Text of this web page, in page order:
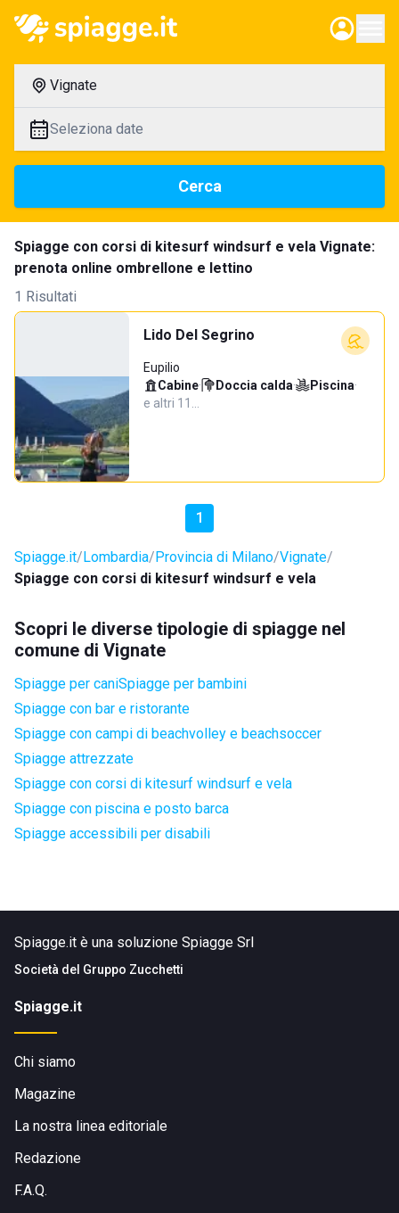
Vignate
Seleziona date
Cerca
Spiagge con corsi di kitesurf windsurf e vela Vignate:
prenota online ombrellone e lettino
1 Risultati
Lido Del Segrino
Eupilio
Cabine· Doccia calda· Piscina·
e altri 11…
1
Spiagge.it Lombardia Provincia di Milano Vignate
Spiagge con corsi di kitesurf windsurf e vela
Scopri le diverse tipologie di spiagge nel
comune di Vignate
Spiagge per caniSpiagge per bambini
Spiagge con bar e ristorante
Spiagge con campi di beachvolley e beachsoccer
Spiagge attrezzate
Spiagge con corsi di kitesurf windsurf e vela
Spiagge con piscina e posto barca
Spiagge accessibili per disabili
Spiagge.it è una soluzione Spiagge Srl
Società del Gruppo Zucchetti
Spiagge.it
Chi siamo
Magazine
La nostra linea editoriale
Redazione
F.A.Q.